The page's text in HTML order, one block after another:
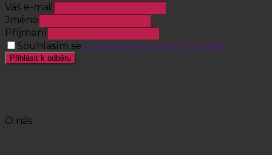
Váš e-mail
Jméno
Příjmení
Souhlasím se zpracováním osobních údajů
Přihlásit k odběru
O nás